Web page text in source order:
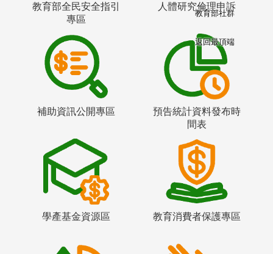
教育部全民安全指引
專區
人體研究倫理申訴
補助資訊公開專區
預告統計資料發布時
間表
學產基金資源區 教育消費者保護專區
教育部社群
返回最頂端